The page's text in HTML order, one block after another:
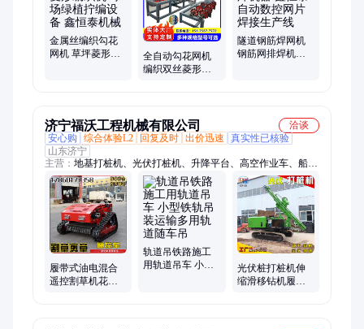
金属丝编织勾花
网机 草坪菱形编
全自动勾花网机
编织双丝菱形网
隧道钢筋焊网机
钢筋网排焊机器
济宁福沃工程机械有限公司
洽谈
安心购
综合体验L2 回复及时 出价迅速
真实性已核验
山东济宁
主营： 地基打桩机、光伏打桩机、升降平台、高空作业车、船
吊、克令吊、车载吊机、三轮随车吊、折臂吊、沥青洒布机、四
不像运输车、履带运输车、遥控割草机、抱夹锯、三角履带、液
压挖树机、自动伐木机、自动伐树机、蜘蛛吊车、蜘蛛起重机、
船用起重机、甲板吊、船用吊机、履带吊、随车吊改装
履带式油电混合
遥控割草机花园
轨道吊铁路施工
用轨道吊车 小型
光伏桩打桩机伸
缩滑移钻机履带